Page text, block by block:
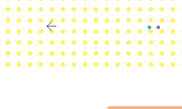
きに